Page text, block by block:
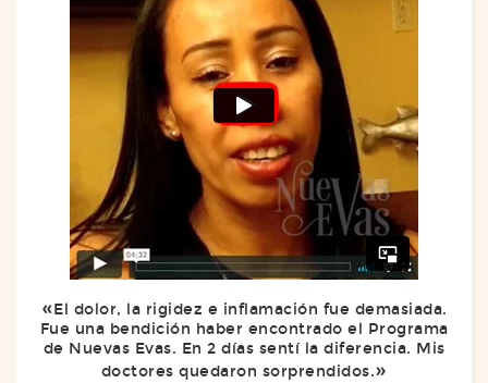
El dolor, la rigidez e inflamación fue demasiada.
Fue una bendición haber encontrado el Programa
de Nuevas Evas. En 2 días sentí la diferencia. Mis
doctores quedaron sorprendidos.